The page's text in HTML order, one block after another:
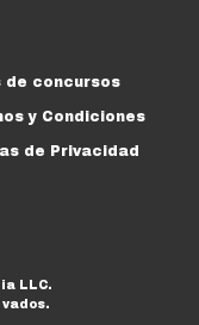
de concursos
y Condiciones
de Privacidad
LLC.